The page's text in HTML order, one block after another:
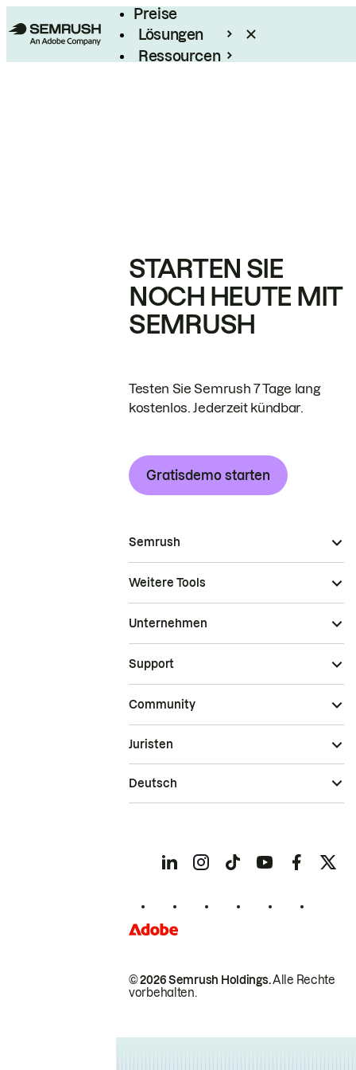
Preise
Lösungen
Ressourcen
STARTEN SIE
NOCH HEUTE MIT
SEMRUSH
Testen Sie Semrush 7 Tage lang
kostenlos. Jederzeit kündbar.
Gratisdemo starten
Semrush
Weitere Tools
Unternehmen
Support
Community
© 2026 Semrush Holdings.Alle Rechte
vorbehalten.
Juristen
Deutsch